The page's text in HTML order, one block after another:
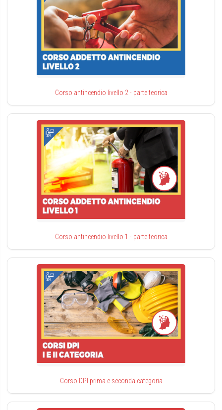
Corso antincendio livello 2 - parte teorica
Corso antincendio livello 1 - parte teorica
Corso DPI prima e seconda categoria